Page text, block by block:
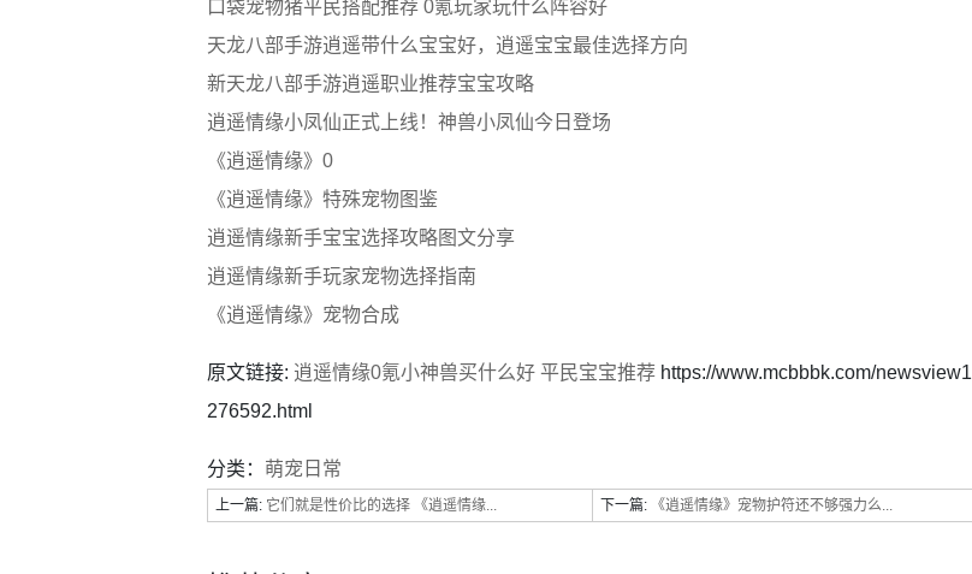
口袋宠物猪平民搭配推荐 0氪玩家玩什么阵容好
天龙八部手游逍遥带什么宝宝好，逍遥宝宝最佳选择方向
新天龙八部手游逍遥职业推荐宝宝攻略
逍遥情缘小凤仙正式上线！神兽小凤仙今日登场
《逍遥情缘》0
《逍遥情缘》特殊宠物图鉴
逍遥情缘新手宝宝选择攻略图文分享
逍遥情缘新手玩家宠物选择指南
《逍遥情缘》宠物合成
原文链接: 逍遥情缘0氪小神兽买什么好 平民宝宝推荐 https://www.mcbbbk.com/newsview1
276592.html
分类： 萌宠日常
上一篇: 它们就是性价比的选择 《逍遥情缘... 下一篇: 《逍遥情缘》宠物护符还不够强力么...